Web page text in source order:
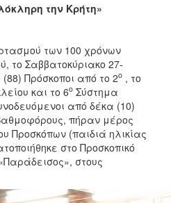
την Κρήτη»
των 100 χρόνων
το Σαββατοκύριακο 27-
Πρόσκοποι από το 2ο , το
και το 6ο Σύστημα
από δέκα (10)
πήραν μέρος
Προσκόπων (παιδιά ηλικίας
στο Προσκοπικό
στους